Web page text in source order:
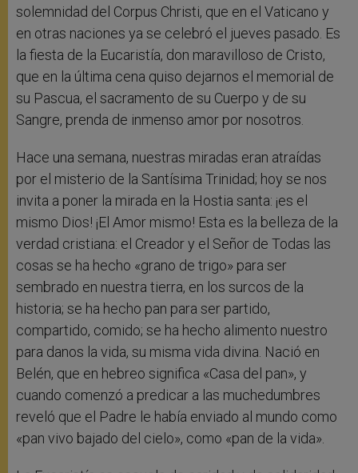
solemnidad del Corpus Christi, que en el Vaticano y
en otras naciones ya se celebró el jueves pasado. Es
la fiesta de la Eucaristía, don maravilloso de Cristo,
que en la última cena quiso dejarnos el memorial de
su Pascua, el sacramento de su Cuerpo y de su
Sangre, prenda de inmenso amor por nosotros.
Hace una semana, nuestras miradas eran atraídas
por el misterio de la Santísima Trinidad; hoy se nos
invita a poner la mirada en la Hostia santa: ¡es el
mismo Dios! ¡El Amor mismo! Esta es la belleza de la
verdad cristiana: el Creador y el Señor de Todas las
cosas se ha hecho «grano de trigo» para ser
sembrado en nuestra tierra, en los surcos de la
historia; se ha hecho pan para ser partido,
compartido, comido; se ha hecho alimento nuestro
para danos la vida, su misma vida divina. Nació en
Belén, que en hebreo significa «Casa del pan», y
cuando comenzó a predicar a las muchedumbres
reveló que el Padre le había enviado al mundo como
«pan vivo bajado del cielo», como «pan de la vida».